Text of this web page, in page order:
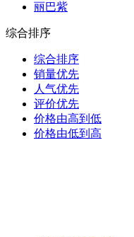
丽巴紫
综合排序
综合排序
销量优先
人气优先
评价优先
价格由高到低
价格由低到高